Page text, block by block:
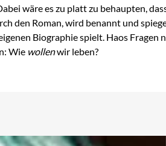
wäre es zu platt zu behaupten,
den Roman, wird benannt und
Biographie spielt. Haos Fragen
Wie wollenwir leben?